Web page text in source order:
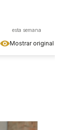
Mostrar original
esta semana